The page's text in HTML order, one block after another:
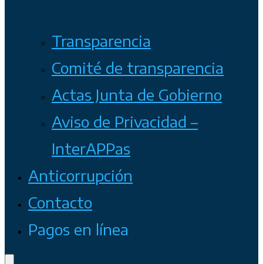
Transparencia
Comité de transparencia
Actas Junta de Gobierno
Aviso de Privacidad –
InterAPPas
Anticorrupción
Contacto
Pagos en línea